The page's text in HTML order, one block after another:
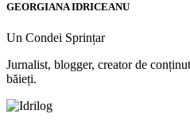
GEORGIANA IDRICEANU
Un Condei Sprințar
Jurnalist, blogger, creator de
băieți.